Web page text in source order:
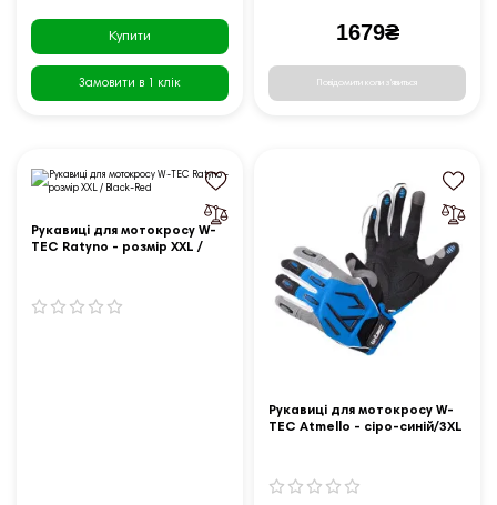
Купити
Замовити в 1 клік
1679₴
Повідомити коли з'явиться
Рукавиці для мотокросу W-
TEC Ratyno - розмір XXL /
Рукавиці для мотокросу W-
TEC Atmello - сіро-синій/3XL